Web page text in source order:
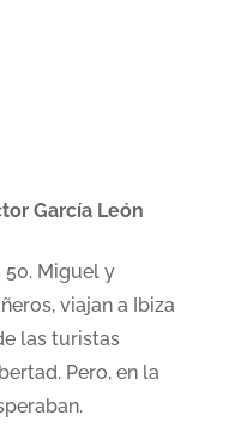
García León
50. Miguel y
viajan a Ibiza
las turistas
Pero, en la